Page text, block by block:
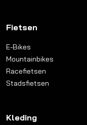
Fietsen
E-Bikes
Mountainbikes
Racefietsen
Stadsfietsen
Kleding